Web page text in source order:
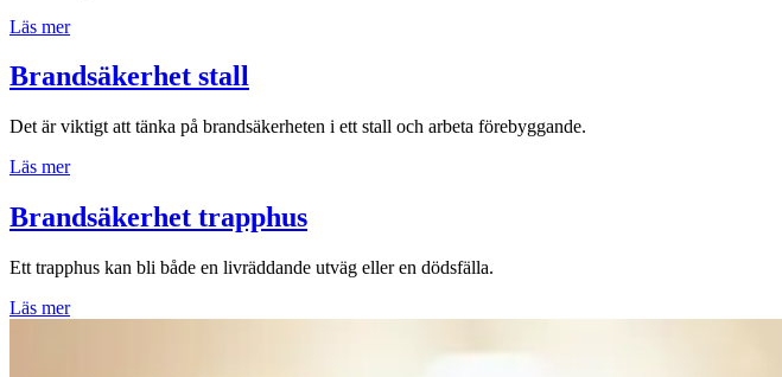
Läs mer
Brandsäkerhet stall
Det är viktigt att tänka på brandsäkerheten i ett stall och arbeta förebyggande.
Läs mer
Brandsäkerhet trapphus
Ett trapphus kan bli både en livräddande utväg eller en dödsfälla.
Läs mer